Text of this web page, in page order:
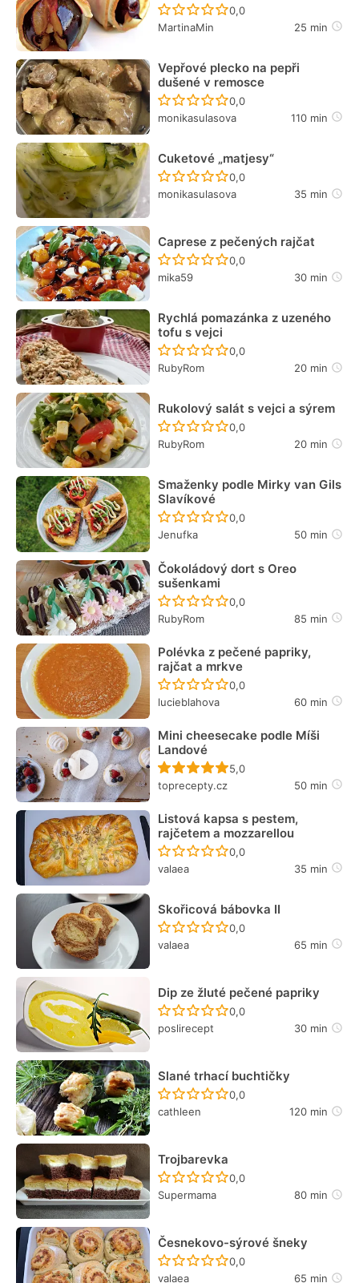
Recept ještě nebyl
0,0
MartinaMin
25 min
Vepřové plecko na pepři
dušené v remosce
Recept ještě nebyl
0,0
monikasulasova
110 min
Cuketové „matjesy“
Recept ještě nebyl
0,0
monikasulasova
35 min
Caprese z pečených rajčat
Recept ještě nebyl
0,0
mika59
30 min
Rychlá pomazánka z uzeného
tofu s vejci
Recept ještě nebyl
0,0
RubyRom
20 min
Rukolový salát s vejci a sýrem
Recept ještě nebyl
0,0
RubyRom
20 min
Smaženky podle Mirky van Gils
Slavíkové
Recept ještě nebyl
0,0
Jenufka
50 min
Čokoládový dort s Oreo
sušenkami
Recept ještě nebyl
0,0
RubyRom
85 min
Polévka z pečené papriky,
rajčat a mrkve
Recept ještě nebyl
0,0
lucieblahova
60 min
Mini cheesecake podle Míši
Landové
Recept ještě nebyl
5,0
toprecepty.cz
50 min
Listová kapsa s pestem,
rajčetem a mozzarellou
Recept ještě nebyl
0,0
valaea
35 min
Skořicová bábovka II
Recept ještě nebyl
0,0
valaea
65 min
Dip ze žluté pečené papriky
Recept ještě nebyl
0,0
poslirecept
30 min
Slané trhací buchtičky
Recept ještě nebyl
0,0
cathleen
120 min
Trojbarevka
Recept ještě nebyl
0,0
Supermama
80 min
Česnekovo-sýrové šneky
Recept ještě nebyl
0,0
valaea
65 min